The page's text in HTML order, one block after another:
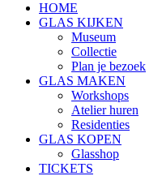
HOME
GLAS KIJKEN
Museum
Collectie
Plan je bezoek
GLAS MAKEN
Workshops
Atelier huren
Residenties
GLAS KOPEN
Glasshop
TICKETS